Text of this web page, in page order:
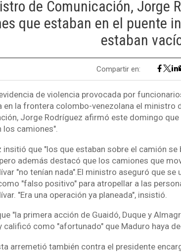
de Comunicación, Jorge
que estaban en el puente
estaban
Compartir en:
de violencia provocada por
en la frontera colombo-venezolana el ministro
Jorge Rodríguez afirmó este domingo
los camiones".
insitió que "los que estaban sobre el camión
además destacó que los camiones que
"no tenían nada".El ministro aseguró que se
"falso positivo" para atropellar a las
"Era una operación ya planeada", insistió.
"la primera acción de Guaidó, Duque y
calificó como "afortunado" que Maduro haya
arremetió también contra el presidente